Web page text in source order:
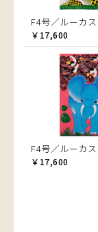
F4号／ルーカス
￥17,600
F4号／ルーカス
￥17,600